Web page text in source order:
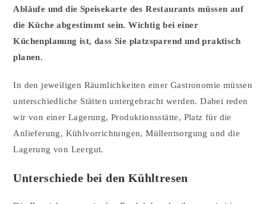
Abläufe und die Speisekarte des Restaurants müssen auf
die Küche abgestimmt sein. Wichtig bei einer
Küchenplanung ist, dass Sie platzsparend und praktisch
planen.
In den jeweiligen Räumlichkeiten einer Gastronomie müssen
unterschiedliche Stätten untergebracht werden. Dabei reden
wir von einer Lagerung, Produktionsstätte, Platz für die
Anlieferung, Kühlvorrichtungen, Müllentsorgung und die
Lagerung von Leergut.
Unterschiede bei den Kühltresen